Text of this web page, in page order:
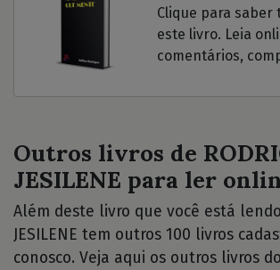
Clique para saber
este livro. Leia
comentários,
Outros livros de
JESILENE para ler
Além deste livro que você está lendo,
JESILENE tem outros 100 livros
conosco. Veja aqui os outros livros